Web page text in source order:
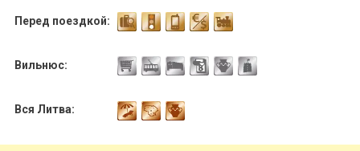
Перед поездкой:
Вильнюс:
Вся Литва: